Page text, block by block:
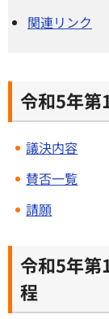
関連リンク
令和5年第
議決内容
賛否一覧
請願
令和5年第
程